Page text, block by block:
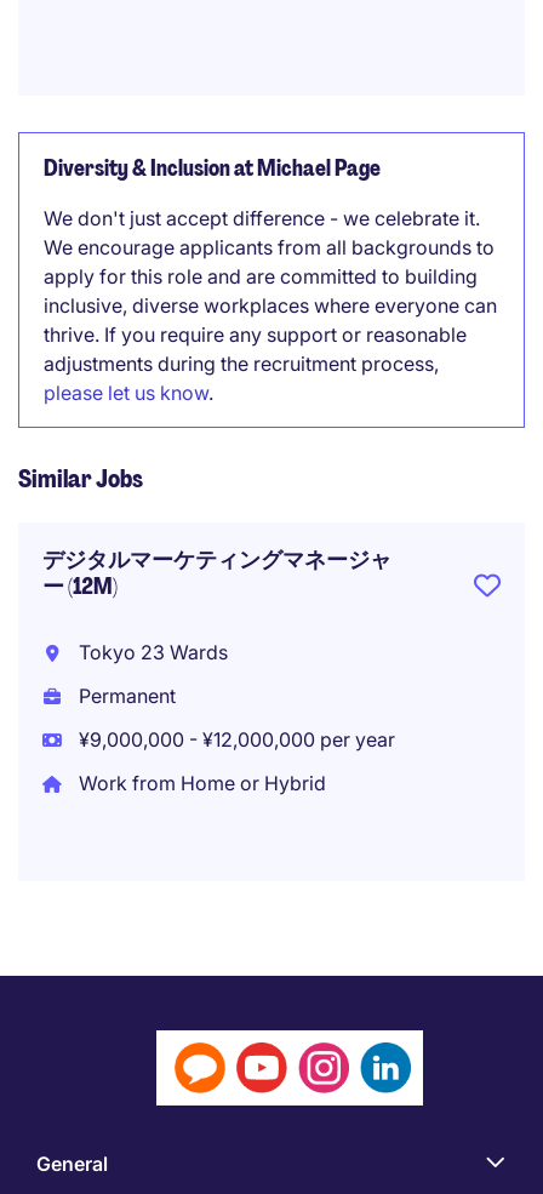
Diversity & Inclusion at Michael Page
We don't just accept difference - we celebrate it.
We encourage applicants from all backgrounds to
apply for this role and are committed to building
inclusive, diverse workplaces where everyone can
thrive. If you require any support or reasonable
adjustments during the recruitment process,
please let us know.
Similar Jobs
デジタルマーケティングマネージャ
ー (12M)
Tokyo 23 Wards
Permanent
¥9,000,000 - ¥12,000,000 per year
Work from Home or Hybrid
General